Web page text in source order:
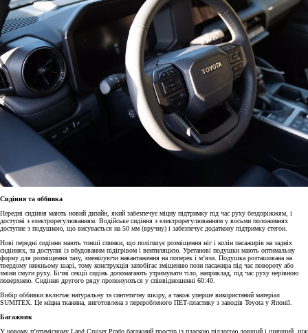
Сидіння та оббивка
Передні сидіння мають новий дизайн, який забезпечує міцну підтримку під час руху бездоріжжям, і
доступні з електрорегулюванням. Водійське сидіння з електрорегулюванням у восьми положеннях
доступне з подушкою, що висувається на 50 мм (вручну) і забезпечує додаткову підтримку стегон.
Нові передні сидіння мають тонші спинки, що поліпшує розміщення ніг і колін пасажирів на задніх
сидіннях, та доступні із вбудованим підігрівом і вентиляцією. Уретанові подушки мають оптимальну
форму для розміщення тазу, зменшуючи навантаження на поперек і м’язи. Подушка розташована на
твердому нижньому шарі, тому конструкція запобігає зміщенню пози пасажира під час повороту або
зміни смуги руху. Бічні секції сидінь допомагають утримувати тіло, наприклад, під час руху нерівною
поверхнею. Сидіння другого ряду пропонуються у співвідношенні 60:40.
Вибір оббивки включає натуральну та синтетичну шкіру, а також уперше використаний матеріал
SUMITEX. Це міцна тканина, виготовлена з переробленого ПЕТ-пластику з заводів Toyota у Японії.
Багажник
У новому п’ятимісному Land Cruiser Prado багажний простір із пласкою підлогою довший і ширший, ніж